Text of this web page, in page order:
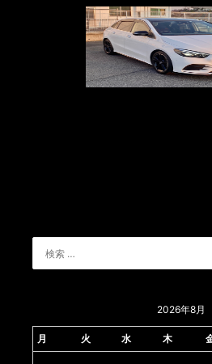
2026年8月
月 火 水 木